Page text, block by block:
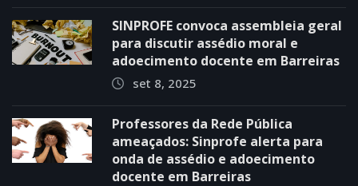
SINPROFE convoca assembleia geral
para discutir assédio moral e
adoecimento docente em Barreiras
set 8, 2025
Professores da Rede Pública
ameaçados: Sinprofe alerta para
onda de assédio e adoecimento
docente em Barreiras